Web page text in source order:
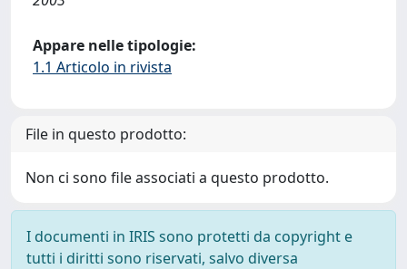
Appare nelle tipologie:
1.1 Articolo in rivista
File in questo prodotto:
Non ci sono file associati a questo prodotto.
I documenti in IRIS sono protetti da copyright e
tutti i diritti sono riservati, salvo diversa